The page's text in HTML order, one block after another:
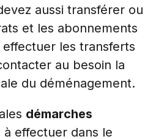
aussi transférer ou
et les abonnements
les transferts
au besoin la
du déménagement.
démarches
à effectuer dans le